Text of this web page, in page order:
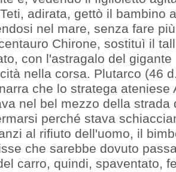
adirata, gettò il bambino
nel mare, senza fare
Chirone, sostituì il
con l'astragalo del
nella corsa. Plutarco (46
che lo stratega ateniese
nel bel mezzo della strada
perché stava
al rifiuto dell'uomo, il
che sarebbe dovuto
carro, quindi, spaventato,